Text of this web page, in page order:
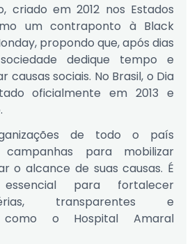
criado em 2012 nos Estados
um contraponto à Black
propondo que, após dias
dedique tempo e
causas sociais. No Brasil, o Dia
oficialmente em 2013 e
de todo o país
para mobilizar
o alcance de suas causas. É
para fortalecer
transparentes e
como o Hospital Amaral